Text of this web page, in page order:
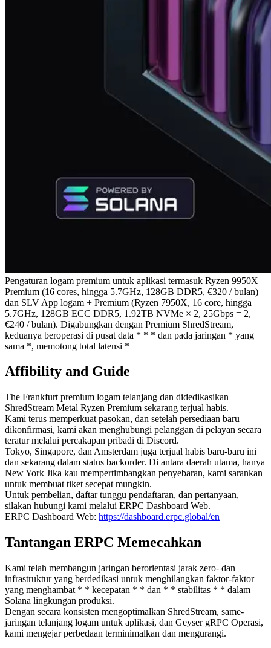
Pengaturan logam premium untuk aplikasi termasuk Ryzen 9950X
Premium (16 cores, hingga 5.7GHz, 128GB DDR5, €320 / bulan)
dan SLV App logam + Premium (Ryzen 7950X, 16 core, hingga
5.7GHz, 128GB ECC DDR5, 1.92TB NVMe × 2, 25Gbps = 2,
€240 / bulan). Digabungkan dengan Premium ShredStream,
keduanya beroperasi di pusat data * * * dan pada jaringan * yang
sama *, memotong total latensi *
Affibility and Guide
The Frankfurt premium logam telanjang dan didedikasikan
ShredStream Metal Ryzen Premium sekarang terjual habis.
Kami terus memperkuat pasokan, dan setelah persediaan baru
dikonfirmasi, kami akan menghubungi pelanggan di pelayan secara
teratur melalui percakapan pribadi di Discord.
Tokyo, Singapore, dan Amsterdam juga terjual habis baru-baru ini
dan sekarang dalam status backorder. Di antara daerah utama, hanya
New York Jika kau mempertimbangkan penyebaran, kami sarankan
untuk membuat tiket secepat mungkin.
Untuk pembelian, daftar tunggu pendaftaran, dan pertanyaan,
silakan hubungi kami melalui ERPC Dashboard Web.
ERPC Dashboard Web: https://dashboard.erpc.global/en
Tantangan ERPC Memecahkan
Kami telah membangun jaringan berorientasi jarak zero- dan
infrastruktur yang berdedikasi untuk menghilangkan faktor-faktor
yang menghambat * * kecepatan * * dan * * stabilitas * * dalam
Solana lingkungan produksi.
Dengan secara konsisten mengoptimalkan ShredStream, same-
jaringan telanjang logam untuk aplikasi, dan Geyser gRPC Operasi,
kami mengejar perbedaan terminimalkan dan mengurangi.